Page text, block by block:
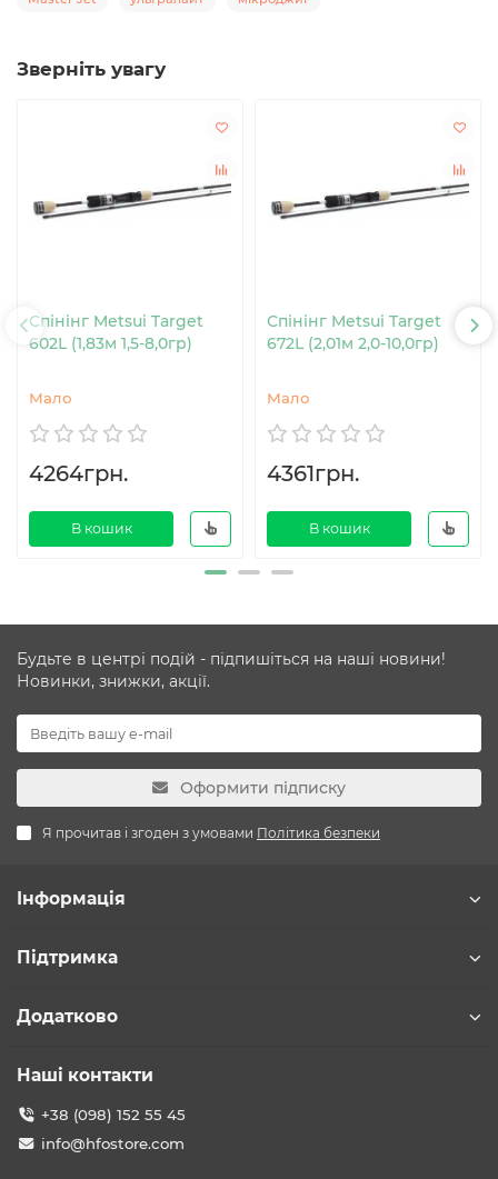
Зверніть увагу
Спінінг Metsui Target
602L (1,83м 1,5-8,0гр)
Мало
4264грн.
В кошик
Спінінг Metsui Target
672L (2,01м 2,0-10,0гр)
Мало
4361грн.
В кошик
Будьте в центрі подій - підпишіться на наші новини!
Новинки, знижки, акції.
Оформити підписку
Я прочитав і згоден з умовами Політика безпеки
Інформація
Підтримка
Додатково
Наші контакти
+38 (098) 152 55 45
info@hfostore.com